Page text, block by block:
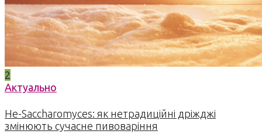
2
Актуально
Не-Saccharomyces: як нетрадиційні дріжджі
змінюють сучасне пивоваріння